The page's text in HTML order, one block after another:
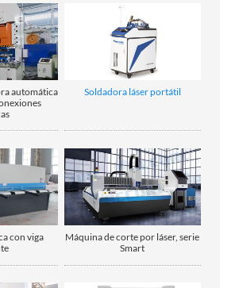
automática
Soldadora láser portátil
con viga
Máquina de corte por láser, serie
Smart